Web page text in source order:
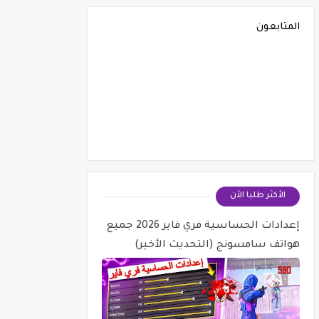
المتابعون
الأكثر طلبا الأن
إعدادات الحساسية فري فاير 2026 جميع
هواتف سامسونج (التحديث الأخير)